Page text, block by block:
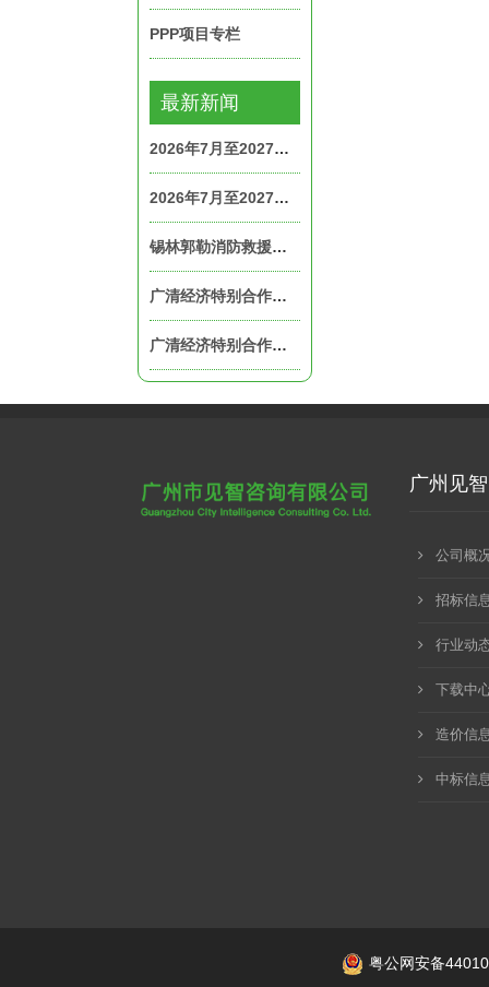
PPP项目专栏
最新新闻
2026年7月至2027年7月公务车辆租赁服务项目中标公告
2026年7月至2027年7月公务车辆租赁服务项目采购公告
锡林郭勒消防救援机动支队锡林浩特大队二中队及应急通信和车辆勤务中队主副食配送服务项目招标公告
广清经济特别合作区广德（英德）产业园管理委员会2026年至2027年展厅租赁服务项目中标公告
广清经济特别合作区广德（英德）产业园管理委员会2026年至2027年干部职工宿舍租赁服务项目中标公告
广州见智
公司概
招标信
行业动
下载中
造价信
中标信
粤公网安备